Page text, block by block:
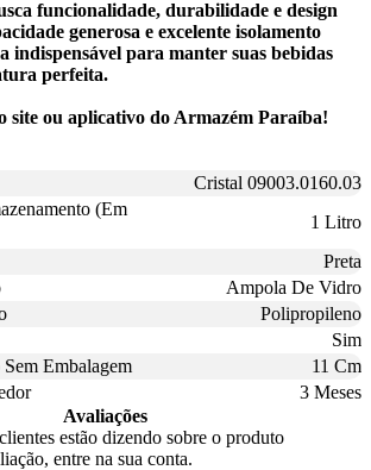
funcionalidade, durabilidade e design
generosa e excelente isolamento
indispensável para manter suas bebidas
perfeita.
site ou aplicativo do Armazém Paraíba!
Cristal 09003.0160.03
(Em
1 Litro
Preta
Ampola De Vidro
Polipropileno
Sim
Embalagem
11 Cm
3 Meses
Avaliações
estão dizendo sobre o produto
entre na sua conta.